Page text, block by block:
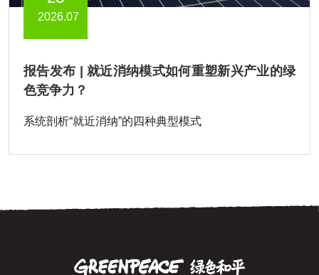
2026.07
报告发布 | 就近消纳模式如何重塑新兴产业的绿
色竞争力？
系统剖析“就近消纳”的四种典型模式